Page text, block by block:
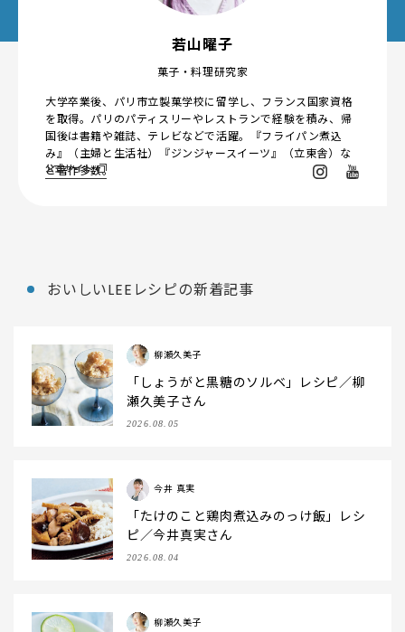
若山曜子
菓子・料理研究家
大学卒業後、パリ市立製菓学校に留学し、フランス国家資格
を取得。パリのパティスリーやレストランで経験を積み、帰
国後は書籍や雑誌、テレビなどで活躍。『フライパン煮込
み』（主婦と生活社）『ジンジャースイーツ』（立東舎）な
ど著作多数。
公式サイト
おいしいLEEレシピの新着記事
柳瀬久美子
「しょうがと黒糖のソルベ」レシピ／柳
瀬久美子さん
2026.08.05
今井 真実
「たけのこと鶏肉煮込みのっけ飯」レシ
ピ／今井真実さん
2026.08.04
柳瀬久美子